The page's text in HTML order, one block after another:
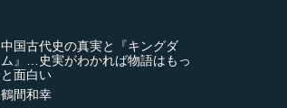
中国古代史の真実と『キングダ
ム』…史実がわかれば物語はもっ
と面白い
鶴間和幸